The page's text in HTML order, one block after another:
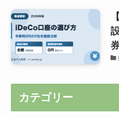
カテゴリー